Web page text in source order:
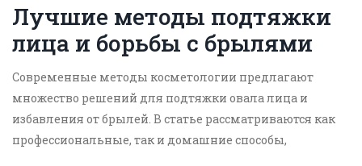
Лучшие методы подтяжки
лица и борьбы с брылями
Современные методы косметологии предлагают
множество решений для подтяжки овала лица и
избавления от брылей. В статье рассматриваются как
профессиональные, так и домашние способы,